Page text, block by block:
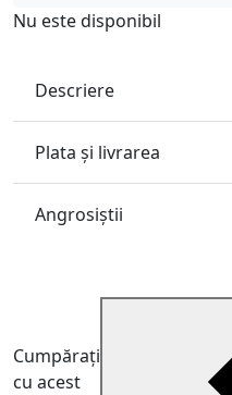
Nu este disponibil
Descriere
Plata și livrarea
Angrosiştii
Cumpărați
cu acest